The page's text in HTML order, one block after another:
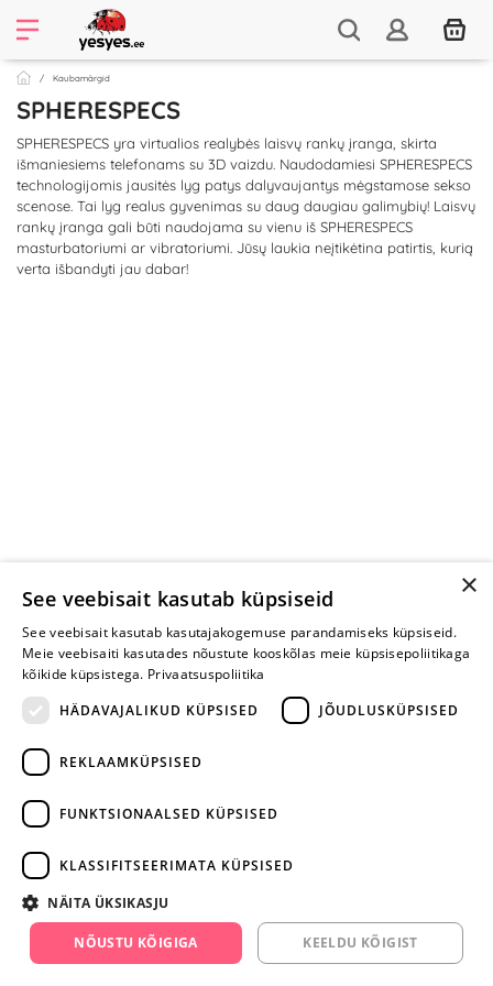
Kaubamärgid
SPHERESPECS
SPHERESPECS yra virtualios realybės laisvų rankų įranga, skirta
išmaniesiems telefonams su 3D vaizdu. Naudodamiesi SPHERESPECS
technologijomis jausitės lyg patys dalyvaujantys mėgstamose sekso
scenose. Tai lyg realus gyvenimas su daug daugiau galimybių! Laisvų
rankų įranga gali būti naudojama su vienu iš SPHERESPECS
masturbatoriumi ar vibratoriumi. Jūsų laukia neįtikėtina patirtis, kurią
verta išbandyti jau dabar!
facebook.com/yesyes.ee
Instagram/yesyes.ee
×
See veebisait kasutab küpsiseid
See veebisait kasutab kasutajakogemuse parandamiseks küpsiseid.
Meie veebisaiti kasutades nõustute kooskõlas meie küpsisepoliitikaga
kõikide küpsistega. Privaatsuspoliitika
HÄDAVAJALIKUD KÜPSISED
JÕUDLUSKÜPSISED
REKLAAMKÜPSISED
FUNKTSIONAALSED KÜPSISED
KLASSIFITSEERIMATA KÜPSISED
NÄITA ÜKSIKASJU
NÕUSTU KÕIGIGA KEELDU KÕIGIST